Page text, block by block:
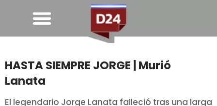
HASTA SIEMPRE JORGE | Murió
Lanata
El legendario Jorge Lanata falleció tras una larga